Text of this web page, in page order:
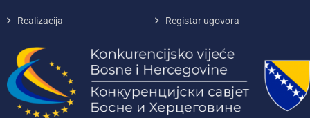
Realizacija Registar ugovora